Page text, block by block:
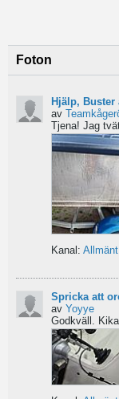
Foton
Hjälp,
av
Tjena! Jag tvättade
Kanal:
Spricka att
av Yoyye
Godkväll.
Kikar